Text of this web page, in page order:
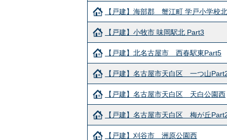
【戸建】海部郡 蟹江町 学戸小学校北
【戸建】小牧市 味岡駅北 Part3
【戸建】北名古屋市 西春駅東Part5
【戸建】名古屋市天白区 一つ山
【戸建】名古屋市天白区 天白公園西
【戸建】名古屋市天白区 梅が丘
【戸建】刈谷市 洲原公園西